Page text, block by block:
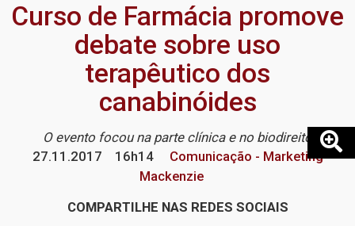
Curso de Farmácia promove
debate sobre uso
terapêutico dos
canabinóides
O evento focou na parte clínica e no biodireito
27.11.2017
16h14
Comunicação - Marketing
Mackenzie
COMPARTILHE NAS REDES SOCIAIS